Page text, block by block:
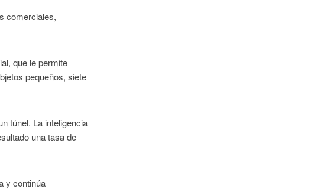
comerciales,
que le permite
pequeños, siete
túnel. La inteligencia
una tasa de
y continúa